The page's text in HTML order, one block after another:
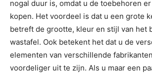
nogal duur is, omdat u de toebehoren
kopen. Het voordeel is dat u een grote
betreft de grootte, kleur en stijl van het
wastafel. Ook betekent het dat u de
elementen van verschillende
voordeliger uit te zijn. Als u maar een